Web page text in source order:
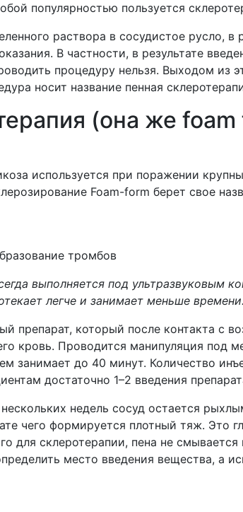
популярностью пользуется
раствора в сосудистое русло, в
В частности, в результате
процедуру нельзя. Выходом из
носит название пенная
(она же foam
используется при поражении
Foam-form берет свое
тромбов
выполняется под ультразвуковым
легче и занимает меньше времени.
препарат, который после контакта с
кровь. Проводится манипуляция под
занимает до 40 минут. Количество
достаточно 1–2 введения
недель сосуд остается
чего формируется плотный тяж. Это
для склеротерапии, пена не
место введения вещества, а